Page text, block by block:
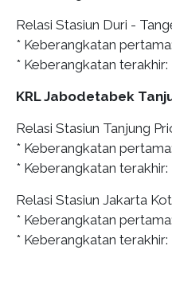
Relasi Stasiun Duri -
* Keberangkatan
* Keberangkatan terakhir:
KRL Jabodetabek
Relasi Stasiun Tanjung
* Keberangkatan
* Keberangkatan terakhir:
Relasi Stasiun Jakarta
* Keberangkatan
* Keberangkatan terakhir: